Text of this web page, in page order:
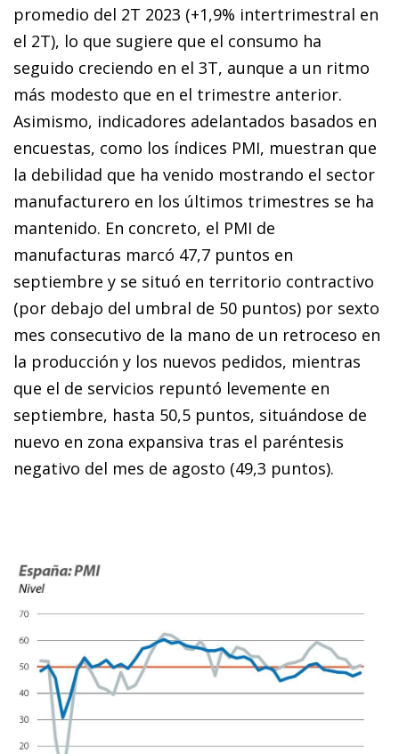
promedio del 2T 2023 (+1,9% intertrimestral en
el 2T), lo que sugiere que el consumo ha
seguido creciendo en el 3T, aunque a un ritmo
más modesto que en el trimestre anterior.
Asimismo, indicadores adelantados basados en
encuestas, como los índices PMI, muestran que
la debilidad que ha venido mostrando el sector
manufacturero en los últimos trimestres se ha
mantenido. En concreto, el PMI de
manufacturas marcó 47,7 puntos en
septiembre y se situó en territorio contractivo
(por debajo del umbral de 50 puntos) por sexto
mes consecutivo de la mano de un retroceso en
la producción y los nuevos pedidos, mientras
que el de servicios repuntó levemente en
septiembre, hasta 50,5 puntos, situándose de
nuevo en zona expansiva tras el paréntesis
negativo del mes de agosto (49,3 puntos).